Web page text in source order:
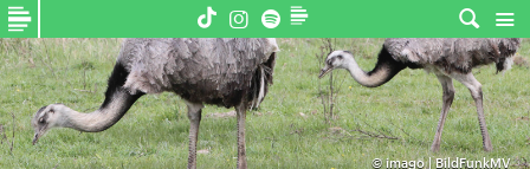
©imago | BildFunkMV